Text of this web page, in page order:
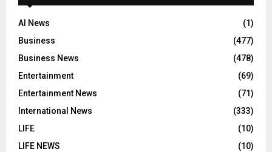
AI News
(1)
Business
(477)
Business News
(478)
Entertainment
(69)
Entertainment News
(71)
International News
(333)
LIFE
(10)
LIFE NEWS
(10)